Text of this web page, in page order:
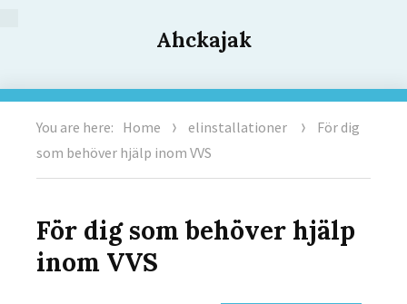
Ahckajak
You are here: Home elinstallationer
För dig
som behöver hjälp inom VVS
För dig som behöver hjälp
inom VVS